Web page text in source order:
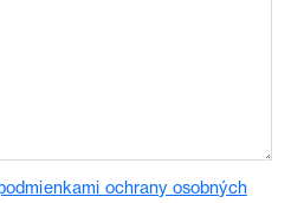
ochrany osobných